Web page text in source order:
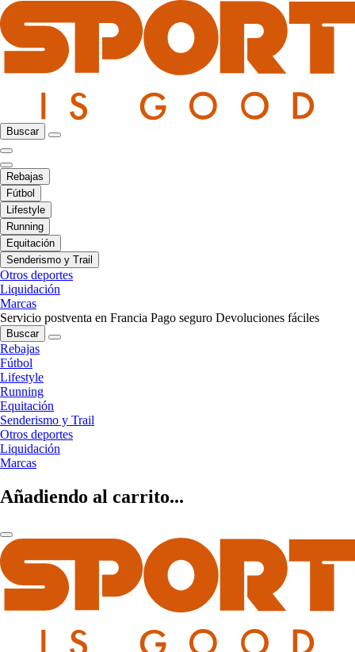
Buscar
Rebajas
Fútbol
Lifestyle
Running
Equitación
Senderismo y Trail
Otros deportes
Liquidación
Marcas
Servicio postventa en Francia Pago seguro Devoluciones fáciles
Buscar
Rebajas
Fútbol
Lifestyle
Running
Equitación
Senderismo y Trail
Otros deportes
Liquidación
Marcas
Añadiendo al carrito...